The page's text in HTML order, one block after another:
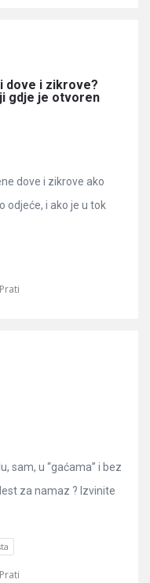
dove i zikrove?
gdje je otvoren
dove i zikrove ako
odjeće, i ako je u tok
Prati
sam, u “gaćama” i bez
za namaz ? Izvinite
Prati